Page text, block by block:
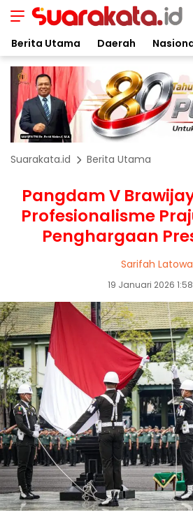
Berita Utama Daerah
Suarakata.id Berita Utama
Pangdam V
Profesionalisme
Penghargaan
Sarifah Latowa
19 Januari 2026 1:58